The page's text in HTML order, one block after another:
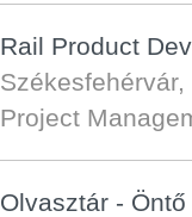
Rail Product
Székesfehérvár,
Project
Olvasztár -